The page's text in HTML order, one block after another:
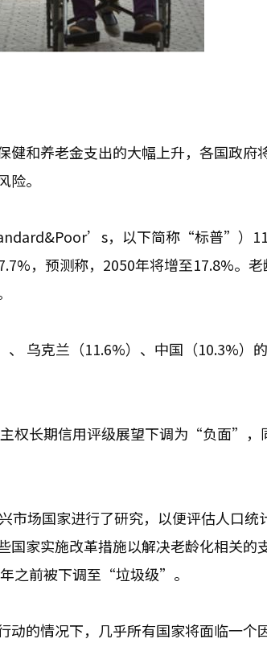
健和养老金支出的大幅上升，各国政府
。
，以下简称“标普”）
，预测称，2050年将增至17.8%。
、 乌克兰（11.6%）、中国（10.3%）
权长期信用评级展望下调为“负面”
市场国家进行了研究，以便评估人口
国家实施改革措施以解决老龄化相关
之前被下调至“垃圾级”。
动的情况下，几乎所有国家将面临一